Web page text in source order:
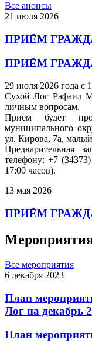
Все анонсы
21 июля 2026
ПРИЁМ
ПРИЁМ
29 июля 2026 года с
Сухой Лог Рафаил
личным вопросам.
Приём будет
муниципального
ул. Кирова, 7а, малый
Предварительная
телефону: +7
17:00 часов).
13 мая 2026
ПРИЁМ
Все мероприятия
6 декабря 2023
План
Лог на декабрь
План